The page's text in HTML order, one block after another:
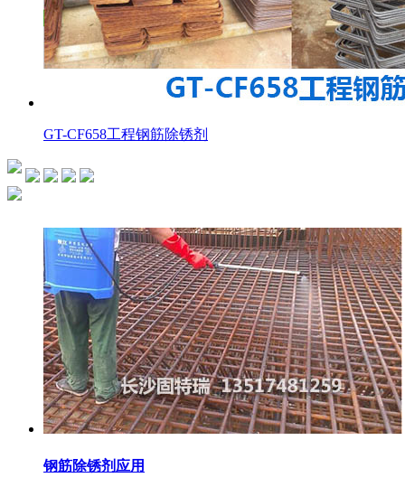
GT-CF658工程钢筋除锈剂
钢筋除锈剂应用